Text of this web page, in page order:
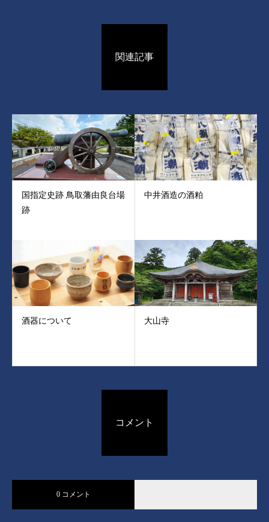
関連記事
国指定史跡 鳥取藩由良台場
跡
中井酒造の酒粕
酒器について 大山寺
コメント
0 コメント